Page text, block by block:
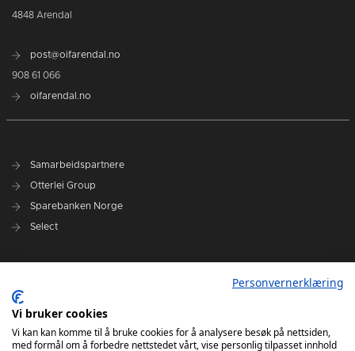
4848 Arendal
post@oifarendal.no
908 61 066
oifarendal.no
Samarbeidspartnere
Otterlei Group
Sparebanken Norge
Select
Spillerstall
Administrasjon
Styret
Personvernerklæring
Vi bruker cookies
Vi kan kan komme til å bruke cookies for å analysere besøk på nettsiden,
med formål om å forbedre nettstedet vårt, vise personlig tilpasset innhold